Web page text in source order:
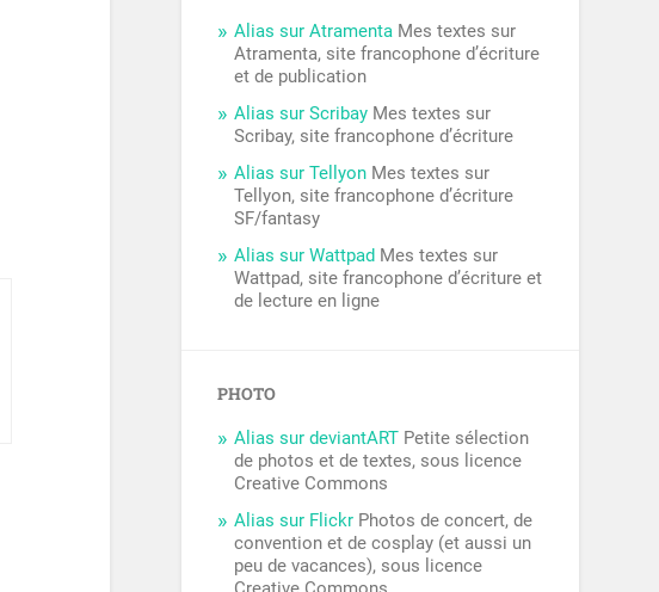
Alias sur Atramenta Mes textes sur
Atramenta, site francophone d’écriture
et de publication
Alias sur Scribay Mes textes sur
Scribay, site francophone d’écriture
Alias sur Tellyon Mes textes sur
Tellyon, site francophone d’écriture
SF/fantasy
Alias sur Wattpad Mes textes sur
Wattpad, site francophone d’écriture et
de lecture en ligne
PHOTO
Alias sur deviantART Petite sélection
de photos et de textes, sous licence
Creative Commons
Alias sur Flickr Photos de concert, de
convention et de cosplay (et aussi un
peu de vacances), sous licence